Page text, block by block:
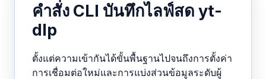
คำสั่ง CLI บันทึกไลฟ์สด yt-
dlp
ตั้งแต่ความเข้ากันได้ขั้นพื้นฐานไปจนถึงการตั้งค่า
การเชื่อมต่อใหม่และการแบ่งส่วนข้อมูลระดับผู้